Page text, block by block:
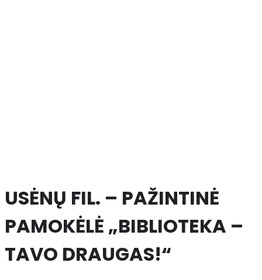
USĖNŲ FIL. – PAŽINTINĖ
PAMOKĖLĖ „BIBLIOTEKA –
TAVO DRAUGAS!“